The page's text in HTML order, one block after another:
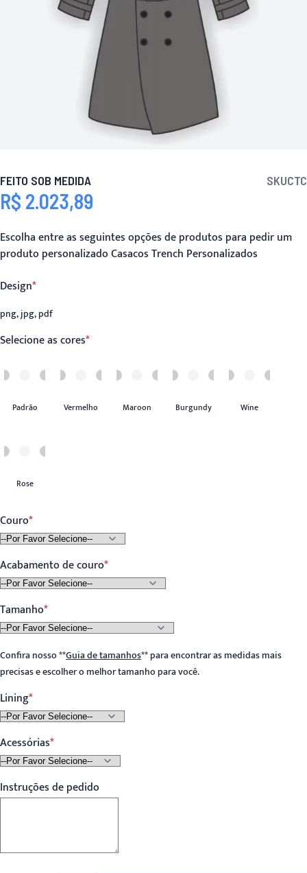
FEITO SOB MEDIDA SKUCTC
R$ 2.023,89
Escolha entre as seguintes opções de produtos para pedir um
produto personalizado Casacos Trench Personalizados
Design
png, jpg, pdf
Selecione as cores
Padrão Vermelho Maroon Burgundy Wine
Rose
Couro
Acabamento de couro
Tamanho
Confira nosso**Guia de tamanhos**para encontrar as medidas mais
precisas e escolher o melhor tamanho para você.
Lining
Acessórias
Instruções de pedido